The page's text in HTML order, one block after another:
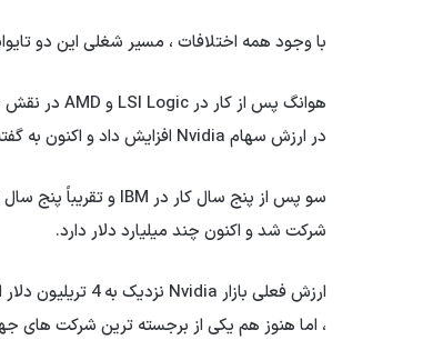
با وجود همه اختلافات ، مسیر شغلی این دو
در ارزش سهام Nvidia افزایش داد و اکنون به گفته بلومبرگ ، وارن به اندازه ثروت است.
شرکت شد و اکنون چند میلیارد دلار دارد.
، اما هنوز هم یکی از برجسته ترین شرکت های